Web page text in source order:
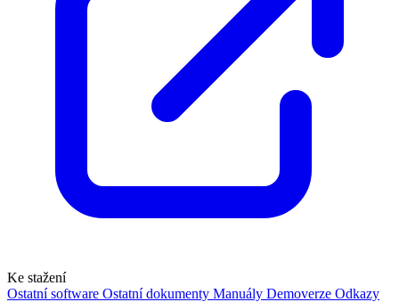
Ke stažení
Ostatní software Ostatní dokumenty Manuály Demoverze Odkazy